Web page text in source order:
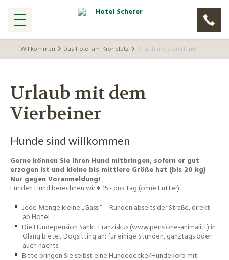
Willkommen Das Hotel am Kronplatz Urlaub mit dem Hund
Urlaub mit dem
Vierbeiner
Hunde sind willkommen
Gerne können Sie Ihren Hund mitbringen, sofern er gut
erzogen ist und kleine bis mittlere Größe hat (bis 20 kg)
Nur gegen Voranmeldung!
Für den Hund berechnen wir € 15.- pro Tag (ohne Futter).
Jede Menge kleine „Gassi“ – Runden abseits der Straße, direkt
ab Hotel
Die Hundepension Sankt Franziskus (www.pensione-animali.it) in
Olang bietet Dogsitting an: für einige Stunden, ganztags oder
auch nachts.
Bitte bringen Sie selbst eine Hundedecke/Hundekorb mit.